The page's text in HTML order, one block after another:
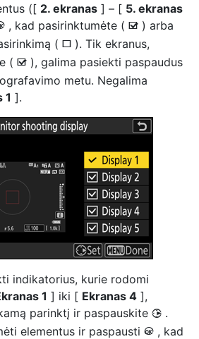
([ 2. ekranas ] – [ 5. ekranas
, kad pasirinktumėte ( M ) arba
( U ). Tik ekranus,
( M ), galima pasiekti paspaudus
metu. Negalima
1 ].
indikatorius, kurie rodomi
1 ] iki [ Ekranas 4 ],
parinktį ir paspauskite 2 .
elementus ir paspausti J , kad